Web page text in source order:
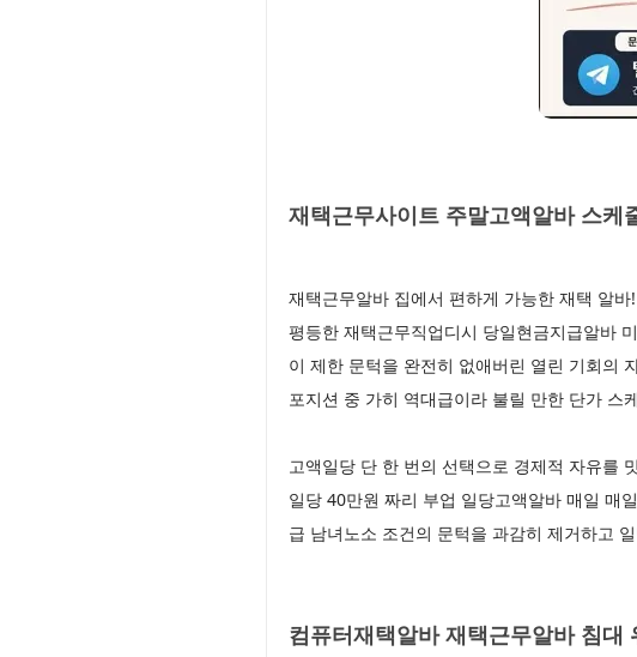
재택근무사이트 주말고액알바 스케
재택근무알바 집에서 편하게 가능한 재택 알
평등한 재택근무직업디시 당일현금지급알바
이 제한 문턱을 완전히 없애버린 열린 기회의
포지션 중 가히 역대급이라 불릴 만한 단가 스
고액일당 단 한 번의 선택으로 경제적 자유를
일당 40만원 짜리 부업 일당고액알바 매일 매
급 남녀노소 조건의 문턱을 과감히 제거하고
컴퓨터재택알바 재택근무알바 침